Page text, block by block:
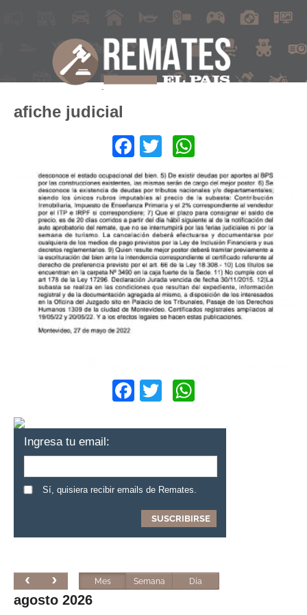
afiche judicial
Facebook
Twitter
Facebook
Twitter
Ingresa tu email:
Sí, quisiera recibir emails de Remates.
Mes Semana Día
agosto 2026